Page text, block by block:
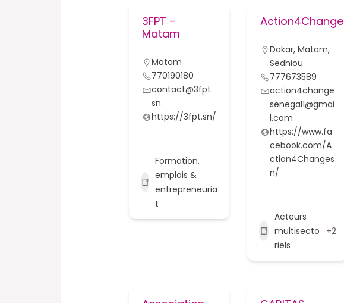
3FPT –
Matam
Matam
770190180
contact@3fpt.
sn
https://3fpt.sn/
Formation,
emplois &
entrepreneuria
t
Action4Change
Dakar,Matam,
Sedhiou
777673589
action4change
senegal1@gmai
l.com
https://www.fa
cebook.com/A
ction4Changes
n/
Acteurs
multisecto
riels
+2